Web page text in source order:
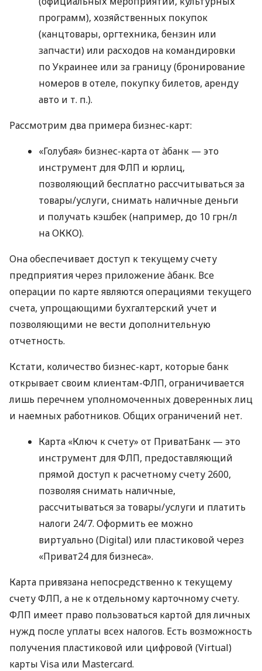
программ), хозяйственных покупок
(канцтовары, оргтехника, бензин или
запчасти) или расходов на командировки
по Украинее или за границу (бронирование
номеров в отеле, покупку билетов, аренду
авто и т. п.).
Рассмотрим два примера бизнес-карт:
«Голубая» бизнес-карта от àбанк — это
инструмент для ФЛП и юрлиц,
позволяющий бесплатно рассчитываться за
товары/услуги, снимать наличные деньги
и получать кэшбек (например, до 10 грн/л
на ОККО).
Она обеспечивает доступ к текущему счету
предприятия через приложение àбанк. Все
операции по карте являются операциями текущего
счета, упрощающими бухгалтерский учет и
позволяющими не вести дополнительную
отчетность.
Кстати, количество бизнес-карт, которые банк
открывает своим клиентам-ФЛП, ограничивается
лишь перечнем уполномоченных доверенных лиц
и наемных работников. Общих ограничений нет.
Карта «Ключ к счету» от ПриватБанк — это
инструмент для ФЛП, предоставляющий
прямой доступ к расчетному счету 2600,
позволяя снимать наличные,
рассчитываться за товары/услуги и платить
налоги 24/7. Оформить ее можно
виртуально (Digital) или пластиковой через
«Приват24 для бизнеса».
Карта привязана непосредственно к текущему
счету ФЛП, а не к отдельному карточному счету.
ФЛП имеет право пользоваться картой для личных
нужд после уплаты всех налогов. Есть возможность
получения пластиковой или цифровой (Virtual)
карты Visa или Mastercard.